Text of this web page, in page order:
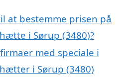
at bestemme prisen på
i Sørup (3480)?
med speciale i
i Sørup (3480)